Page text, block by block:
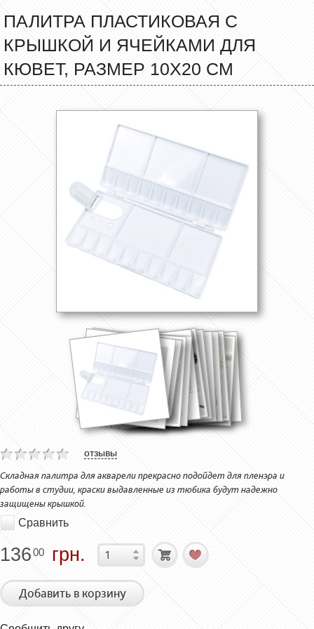
ПАЛИТРА ПЛАСТИКОВАЯ С
КРЫШКОЙ И ЯЧЕЙКАМИ ДЛЯ
КЮВЕТ, РАЗМЕР 10Х20 СМ
отзывы
Складная палитра для акварели прекрасно подойдет для пленэра и
работы в студии, краски выдавленные из тюбика будут надежно
защищены крышкой.
Сравнить
13600 грн.
Добавить в корзину